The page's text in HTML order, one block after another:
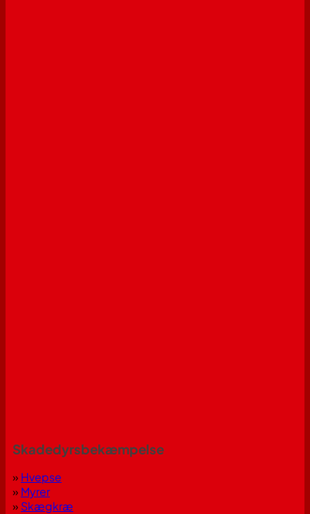
Skadedyrsbekæmpelse
» Hvepse
» Myrer
» Skægkræ